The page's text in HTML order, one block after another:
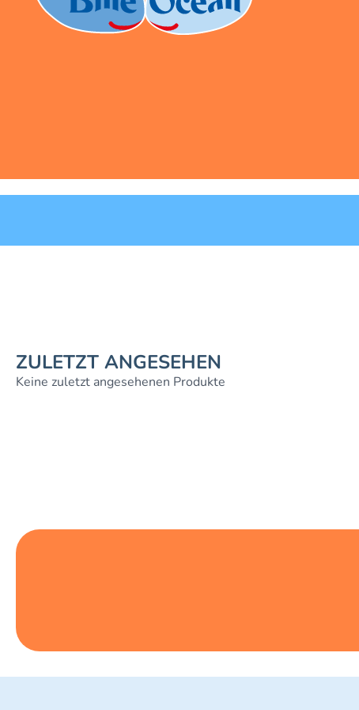
ZULETZT ANGESEHEN
Keine zuletzt angesehenen Produkte